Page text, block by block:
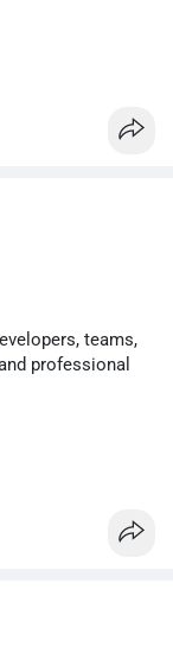
teams,
professional